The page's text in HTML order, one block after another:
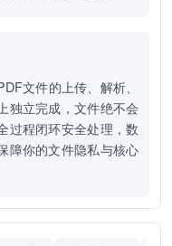
文件的上传、解析、
独立完成，文件绝不会
过程闭环安全处理，数
障你的文件隐私与核心